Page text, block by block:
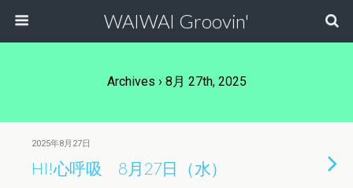
WAIWAI Groovin'
Archives › 8月 27th, 2025
2025年8月27日
HI!心呼吸 8月27日（水）